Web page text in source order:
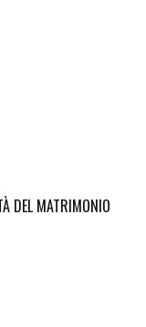
DEL MATRIMONIO